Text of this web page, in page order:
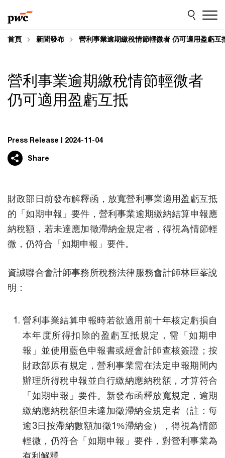
to
content
to
footer
首頁 新聞發布 營利事業逾期繳稅情節輕微者 仍可適用盈虧互
營利事業逾期繳稅情節輕微者
仍可適用盈虧互抵
Press Release 2024-11-04
Share
財政部日前發布解釋函，放寬營利事業適用盈虧互抵
的「如期申報」要件，營利事業逾期繳納結算申報應
納稅額，若未達應加徵滯納金規定者，得視為情節輕
微，仍符合「如期申報」要件。
資誠聯合會計師事務所稅務法律服務會計師林巨峯說
明：
營利事業結算申報時若欲適用前十年核定虧損自
本年度所得扣除的盈虧互抵規定，需「如期申
報」並使用藍色申報書或經會計師查核簽證；按
財政部原有規定，營利事業需在法定申報期間內
辦理所得稅申報並自行繳納應納稅額，才算符合
「如期申報」要件。新發布函釋放寬規定，逾期
繳納應納稅額但未達加徵滯納金規定者（註：每
逾3日按滯納數額加徵1%滯納金），得視為情節
輕微，仍符合「如期申報」要件，對營利事業為
有利解釋。